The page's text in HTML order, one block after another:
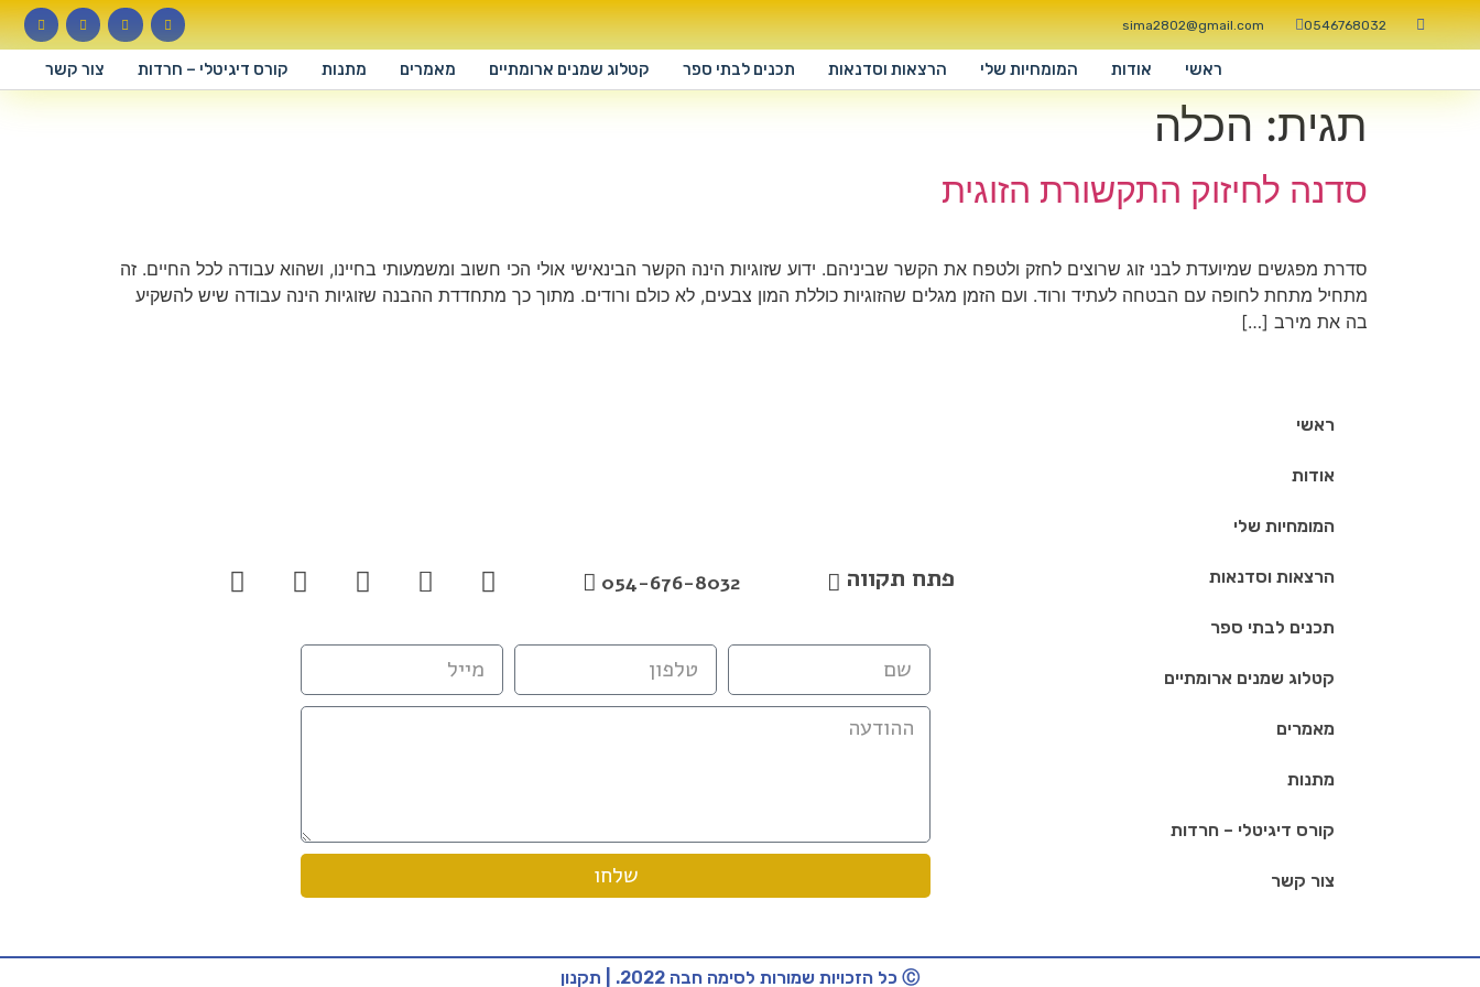
0546768032
sima2802@gmail.com
ראשי אודות המומחיות שלי הרצאות וסדנאות תכנים לבתי ספר קטלוג שמנים ארומתיים מאמרים מתנות קורס דיגיטלי – חרדות צור קשר
תגית:הכלה
סדנה לחיזוק התקשורת הזוגית
סדרת מפגשים שמיועדת לבני זוג שרוצים לחזק ולטפח את הקשר שביניהם. ידוע שזוגיות הינה הקשר הבינאישי אולי הכי חשוב ומשמעותי בחיינו, ושהוא עבודה לכל החיים. זה
מתחיל מתחת לחופה עם הבטחה לעתיד ורוד. ועם הזמן מגלים שהזוגיות כוללת המון צבעים, לא כולם ורודים. מתוך כך מתחדדת ההבנה שזוגיות הינה עבודה שיש להשקיע
בה את מירב […]
ראשי
אודות
המומחיות שלי
הרצאות וסדנאות
תכנים לבתי ספר
קטלוג שמנים ארומתיים
מאמרים
מתנות
קורס דיגיטלי – חרדות
צור קשר
פתח תקווה 054-676-8032
שלחו
Ⓒ כל הזכויות שמורות לסימה חבה 2022. | תקנון